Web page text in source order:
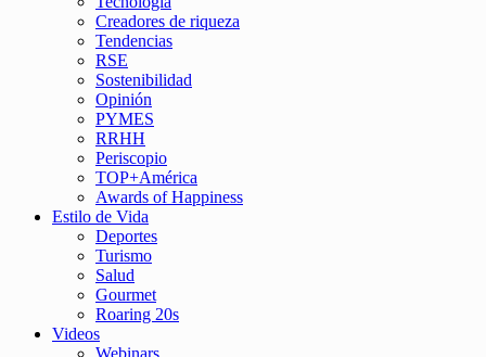
Creadores de riqueza
Tendencias
RSE
Sostenibilidad
Opinión
PYMES
RRHH
Periscopio
TOP+América
Awards of Happiness
Estilo de Vida
Deportes
Turismo
Salud
Gourmet
Roaring 20s
Videos
Webinars